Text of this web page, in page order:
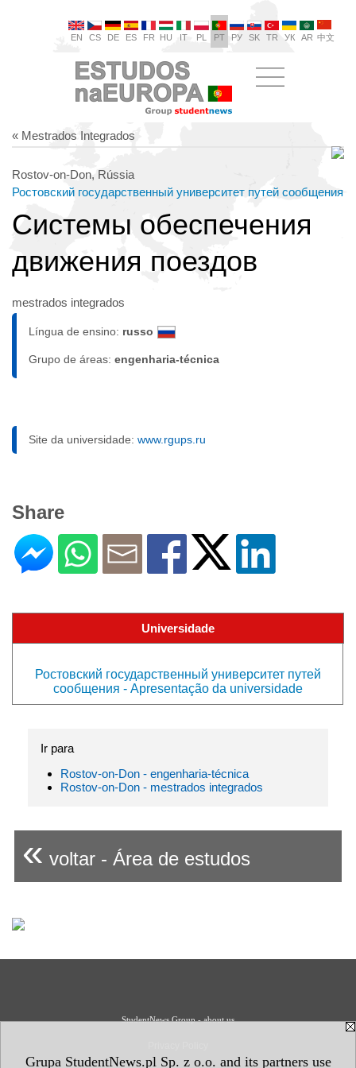
Grupa StudentNews.pl Sp. z o.o. and its partners use
EN CS DE ES FR HU IT PL PT РУ SK TR УК AR 中文
« Mestrados Integrados
Rostov-on-Don, Rússia
Ростовский государственный университет путей сообщения
Системы обеспечения
движения поездов
mestrados integrados
Língua de ensino: russo
Grupo de áreas: engenharia-técnica
Site da universidade: www.rgups.ru
Share
Universidade
Ростовский государственный университет путей
сообщения - Apresentação da universidade
Ir para
Rostov-on-Don - engenharia-técnica
Rostov-on-Don - mestrados integrados
« voltar - Área de estudos
StudentNews Group - about us